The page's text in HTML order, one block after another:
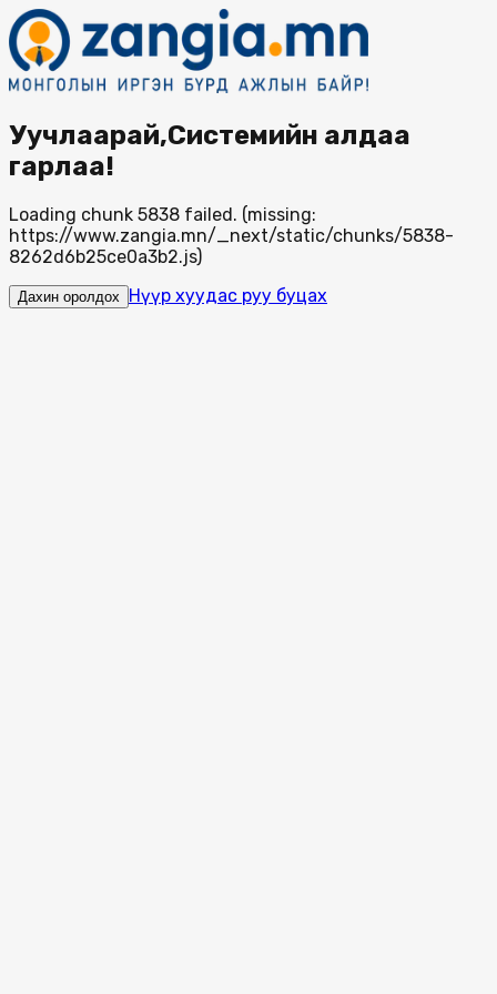
Уучлаарай,Системийн алдаа
гарлаа!
Loading chunk 5838 failed. (missing:
https://www.zangia.mn/_next/static/chunks/5838-
8262d6b25ce0a3b2.js)
Дахин оролдох Нүүр хуудас руу буцах